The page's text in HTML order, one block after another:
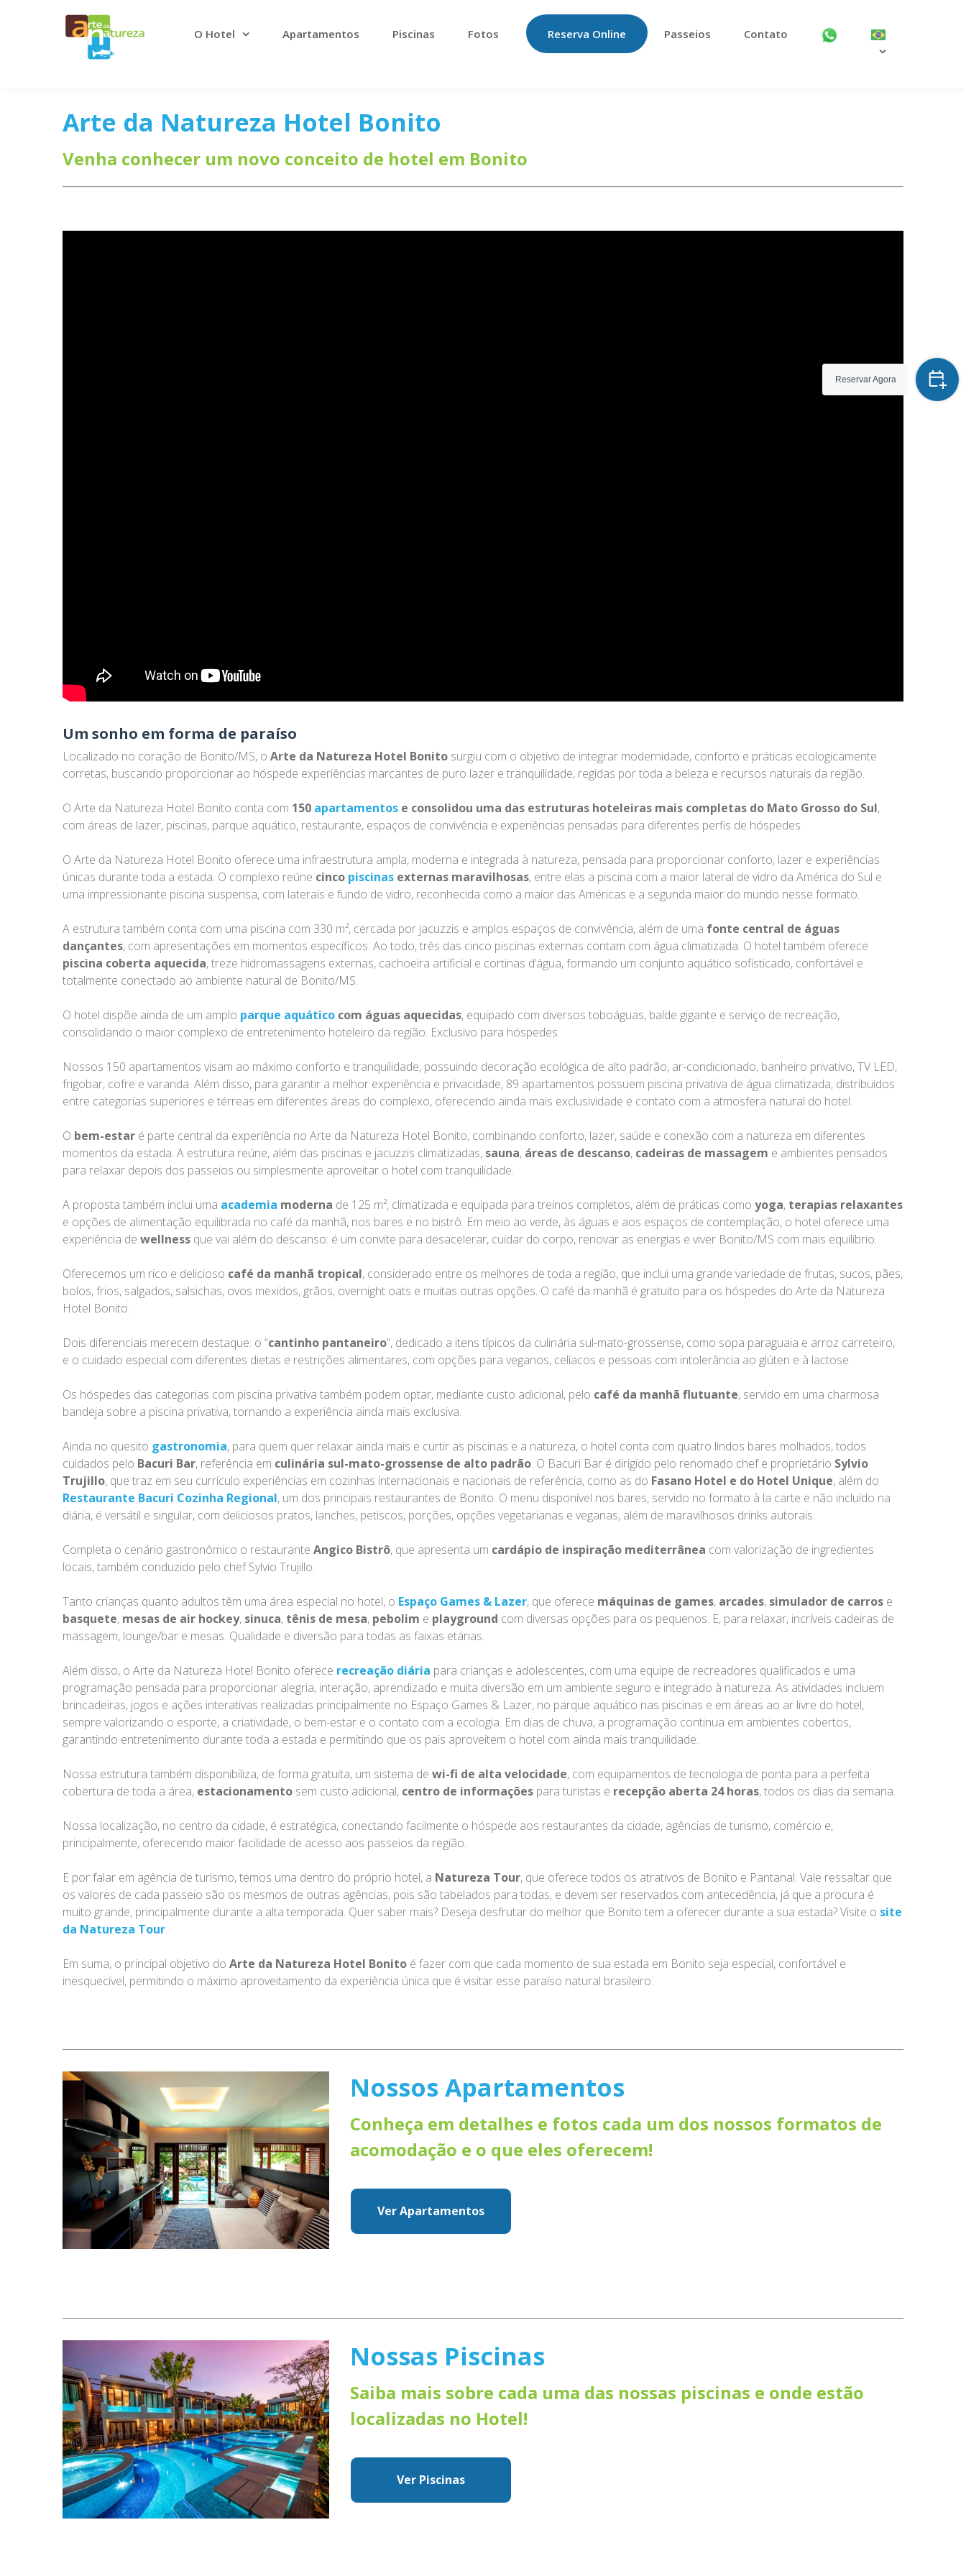
O Hotel Apartamentos Piscinas Fotos Reserva Online Passeios Contato
Arte da Natureza Hotel Bonito
Venha conhecer um novo conceito de hotel em Bonito
Um sonho em forma de paraíso
Localizado no coração de Bonito/MS, o Arte da Natureza Hotel Bonito surgiu com o objetivo de integrar modernidade, conforto e práticas ecologicamente
corretas, buscando proporcionar ao hóspede experiências marcantes de puro lazer e tranquilidade, regidas por toda a beleza e recursos naturais da região.
O Arte da Natureza Hotel Bonito conta com 150 apartamentos e consolidou uma das estruturas hoteleiras mais completas do Mato Grosso do Sul,
com áreas de lazer, piscinas, parque aquático, restaurante, espaços de convivência e experiências pensadas para diferentes perfis de hóspedes.
O Arte da Natureza Hotel Bonito oferece uma infraestrutura ampla, moderna e integrada à natureza, pensada para proporcionar conforto, lazer e experiências
únicas durante toda a estada. O complexo reúne cinco piscinas externas maravilhosas, entre elas a piscina com a maior lateral de vidro da América do Sul e
uma impressionante piscina suspensa, com laterais e fundo de vidro, reconhecida como a maior das Américas e a segunda maior do mundo nesse formato.
A estrutura também conta com uma piscina com 330 m², cercada por jacuzzis e amplos espaços de convivência, além de uma fonte central de águas
dançantes, com apresentações em momentos específicos. Ao todo, três das cinco piscinas externas contam com água climatizada. O hotel também oferece
piscina coberta aquecida, treze hidromassagens externas, cachoeira artificial e cortinas d’água, formando um conjunto aquático sofisticado, confortável e
totalmente conectado ao ambiente natural de Bonito/MS.
O hotel dispõe ainda de um amplo parque aquático com águas aquecidas, equipado com diversos toboáguas, balde gigante e serviço de recreação,
consolidando o maior complexo de entretenimento hoteleiro da região. Exclusivo para hóspedes.
Nossos 150 apartamentos visam ao máximo conforto e tranquilidade, possuindo decoração ecológica de alto padrão, ar-condicionado, banheiro privativo, TV LED,
frigobar, cofre e varanda. Além disso, para garantir a melhor experiência e privacidade, 89 apartamentos possuem piscina privativa de água climatizada, distribuídos
entre categorias superiores e térreas em diferentes áreas do complexo, oferecendo ainda mais exclusividade e contato com a atmosfera natural do hotel.
O bem-estar é parte central da experiência no Arte da Natureza Hotel Bonito, combinando conforto, lazer, saúde e conexão com a natureza em diferentes
momentos da estada. A estrutura reúne, além das piscinas e jacuzzis climatizadas, sauna, áreas de descanso, cadeiras de massagem e ambientes pensados
para relaxar depois dos passeios ou simplesmente aproveitar o hotel com tranquilidade.
A proposta também inclui uma academia moderna de 125 m², climatizada e equipada para treinos completos, além de práticas como yoga, terapias relaxantes
e opções de alimentação equilibrada no café da manhã, nos bares e no bistrô. Em meio ao verde, às águas e aos espaços de contemplação, o hotel oferece uma
experiência de wellness que vai além do descanso: é um convite para desacelerar, cuidar do corpo, renovar as energias e viver Bonito/MS com mais equilíbrio.
Oferecemos um rico e delicioso café da manhã tropical, considerado entre os melhores de toda a região, que inclui uma grande variedade de frutas, sucos, pães,
bolos, frios, salgados, salsichas, ovos mexidos, grãos, overnight oats e muitas outras opções. O café da manhã é gratuito para os hóspedes do Arte da Natureza
Hotel Bonito.
Dois diferenciais merecem destaque: o “cantinho pantaneiro”, dedicado a itens típicos da culinária sul-mato-grossense, como sopa paraguaia e arroz carreteiro,
e o cuidado especial com diferentes dietas e restrições alimentares, com opções para veganos, celíacos e pessoas com intolerância ao glúten e à lactose.
Os hóspedes das categorias com piscina privativa também podem optar, mediante custo adicional, pelo café da manhã flutuante, servido em uma charmosa
bandeja sobre a piscina privativa, tornando a experiência ainda mais exclusiva.
Ainda no quesito gastronomia, para quem quer relaxar ainda mais e curtir as piscinas e a natureza, o hotel conta com quatro lindos bares molhados, todos
cuidados pelo Bacuri Bar, referência em culinária sul-mato-grossense de alto padrão. O Bacuri Bar é dirigido pelo renomado chef e proprietário Sylvio
Trujillo, que traz em seu currículo experiências em cozinhas internacionais e nacionais de referência, como as do Fasano Hotel e do Hotel Unique, além do
Restaurante Bacuri Cozinha Regional, um dos principais restaurantes de Bonito. O menu disponível nos bares, servido no formato à la carte e não incluído na
diária, é versátil e singular, com deliciosos pratos, lanches, petiscos, porções, opções vegetarianas e veganas, além de maravilhosos drinks autorais.
Completa o cenário gastronômico o restaurante Angico Bistrô, que apresenta um cardápio de inspiração mediterrânea com valorização de ingredientes
locais, também conduzido pelo chef Sylvio Trujillo.
Tanto crianças quanto adultos têm uma área especial no hotel, o Espaço Games & Lazer, que oferece máquinas de games, arcades, simulador de carros e
basquete, mesas de air hockey, sinuca, tênis de mesa, pebolim e playground com diversas opções para os pequenos. E, para relaxar, incríveis cadeiras de
massagem, lounge/bar e mesas. Qualidade e diversão para todas as faixas etárias.
Além disso, o Arte da Natureza Hotel Bonito oferece recreação diária para crianças e adolescentes, com uma equipe de recreadores qualificados e uma
programação pensada para proporcionar alegria, interação, aprendizado e muita diversão em um ambiente seguro e integrado à natureza. As atividades incluem
brincadeiras, jogos e ações interativas realizadas principalmente no Espaço Games & Lazer, no parque aquático nas piscinas e em áreas ao ar livre do hotel,
sempre valorizando o esporte, a criatividade, o bem-estar e o contato com a ecologia. Em dias de chuva, a programação continua em ambientes cobertos,
garantindo entretenimento durante toda a estada e permitindo que os pais aproveitem o hotel com ainda mais tranquilidade.
Nossa estrutura também disponibiliza, de forma gratuita, um sistema de wi-fi de alta velocidade, com equipamentos de tecnologia de ponta para a perfeita
cobertura de toda a área, estacionamento sem custo adicional, centro de informações para turistas e recepção aberta 24 horas, todos os dias da semana.
Nossa localização, no centro da cidade, é estratégica, conectando facilmente o hóspede aos restaurantes da cidade, agências de turismo, comércio e,
principalmente, oferecendo maior facilidade de acesso aos passeios da região.
E por falar em agência de turismo, temos uma dentro do próprio hotel, a Natureza Tour, que oferece todos os atrativos de Bonito e Pantanal. Vale ressaltar que
os valores de cada passeio são os mesmos de outras agências, pois são tabelados para todas, e devem ser reservados com antecedência, já que a procura é
muito grande, principalmente durante a alta temporada. Quer saber mais? Deseja desfrutar do melhor que Bonito tem a oferecer durante a sua estada? Visite o site
da Natureza Tour.
Em suma, o principal objetivo do Arte da Natureza Hotel Bonito é fazer com que cada momento de sua estada em Bonito seja especial, confortável e
inesquecível, permitindo o máximo aproveitamento da experiência única que é visitar esse paraíso natural brasileiro.
Nossos Apartamentos
Conheça em detalhes e fotos cada um dos nossos formatos de
acomodação e o que eles oferecem!
Ver Apartamentos
Nossas Piscinas
Saiba mais sobre cada uma das nossas piscinas e onde estão
localizadas no Hotel!
Ver Piscinas
Reservar Agora